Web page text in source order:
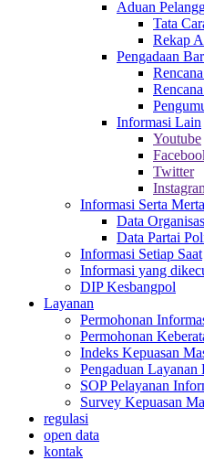
Aduan
Tata
Rekap
Pengadaan
Informasi Lain
Youtube
Twitter
Informasi Serta Merta
Data
Data Partai
Informasi Setiap Saat
Informasi yang
DIP Kesbangpol
Layanan
Permohonan
Permohonan
Indeks Kepuasan
Pengaduan Layanan
SOP Pelayanan
Survey Kepuasan
regulasi
open data
kontak